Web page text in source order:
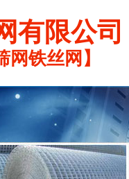
有限公司
网铁丝网】